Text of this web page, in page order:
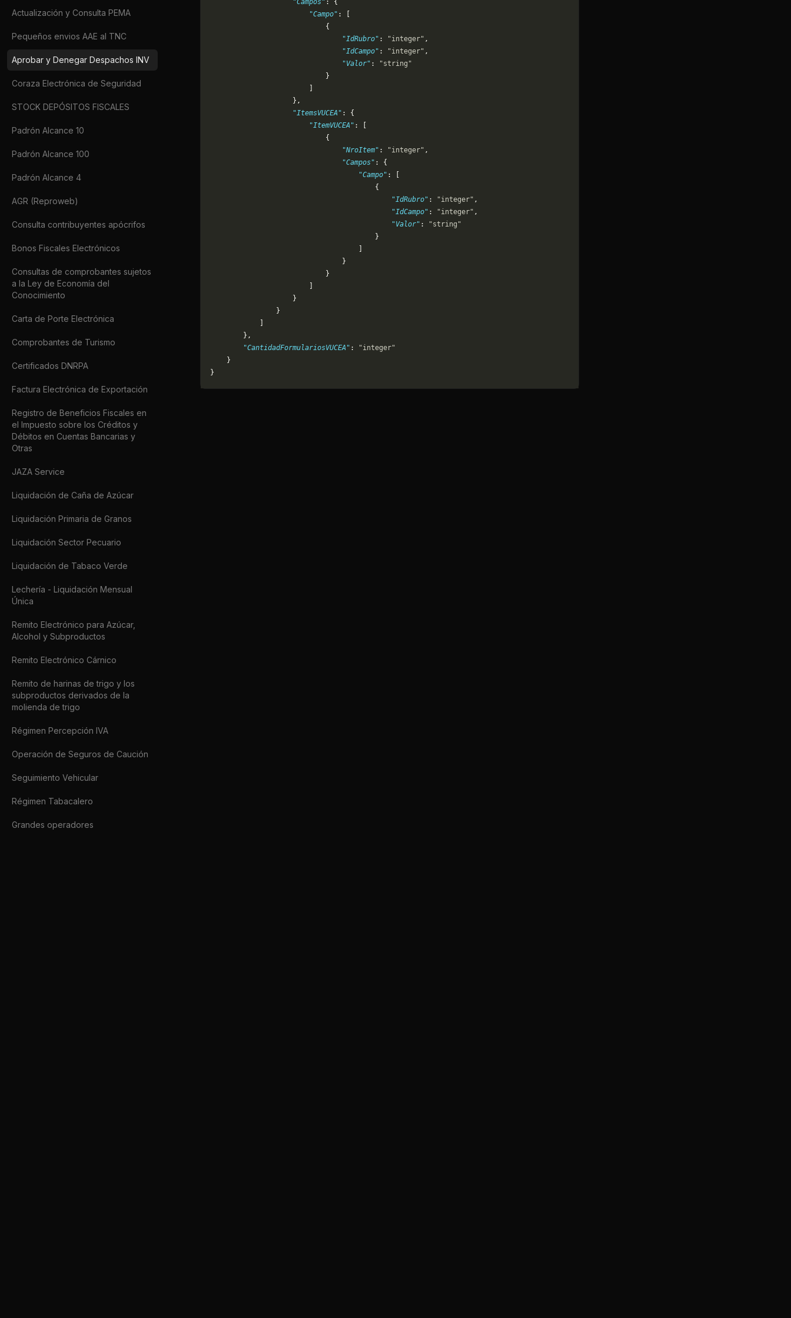
Actualización y Consulta PEMA
Pequeños envios AAE al TNC
Aprobar y Denegar Despachos INV
Coraza Electrónica de Seguridad
STOCK DEPÓSITOS FISCALES
Padrón Alcance 10
Padrón Alcance 100
Padrón Alcance 4
AGR (Reproweb)
Consulta contribuyentes apócrifos
Bonos Fiscales Electrónicos
Consultas de comprobantes sujetos
a la Ley de Economía del
Conocimiento
Carta de Porte Electrónica
Comprobantes de Turismo
Certificados DNRPA
Factura Electrónica de Exportación
Registro de Beneficios Fiscales en
el Impuesto sobre los Créditos y
Débitos en Cuentas Bancarias y
Otras
JAZA Service
Liquidación de Caña de Azúcar
Liquidación Primaria de Granos
Liquidación Sector Pecuario
Liquidación de Tabaco Verde
Lechería - Liquidación Mensual
Única
Remito Electrónico para Azúcar,
Alcohol y Subproductos
Remito Electrónico Cárnico
Remito de harinas de trigo y los
subproductos derivados de la
molienda de trigo
Régimen Percepción IVA
Operación de Seguros de Caución
Seguimiento Vehicular
Régimen Tabacalero
Grandes operadores
                    "Campos"
: {
                        "Campo"
: [
                            {
                                "IdRubro"
: "integer" ,
                                "IdCampo"
: "integer" ,
                                "Valor"
:
"string"
                            }
                    },
                    "ItemsVUCEA"
: {
                        "ItemVUCEA"
: [
                            {
                                "NroItem"
: "integer" ,
                                "Campos"
: {
                                    "Campo"
: [
                                        {
                                            "IdRubro"
: "integer" ,
                                            "IdCampo"
: "integer" ,
                                            "Valor"
:
"string"
                                        }
                                }
                            }
                    }
                }
        },
        "CantidadFormulariosVUCEA"
:
"integer"
    }
}